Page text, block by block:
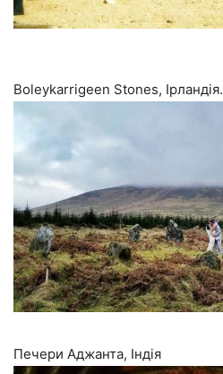
Boleykarrigeen Stones, Ірландія.
Печери Аджанта, Індія